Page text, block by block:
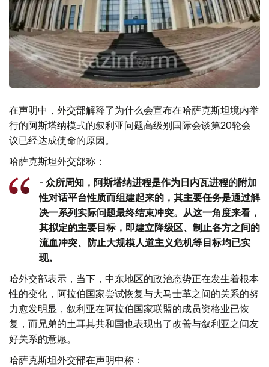
在声明中，外交部解释了为什么会宣布在哈萨克斯坦境内举
行的阿斯塔纳模式的叙利亚问题高级别国际会谈第20轮会
议已经达成使命的原因。
哈萨克斯坦外交部称：
- 众所周知，阿斯塔纳进程是作为日内瓦进程的附加
性对话平台性质而组建起来的，其主要任务是通过解
决一系列实际问题最终结束冲突。从这一角度来看，
其拟定的主要目标，即建立降级区、制止各方之间的
流血冲突、防止大规模人道主义危机等目标均已实
现。
哈外交部表示，当下，中东地区的政治态势正在发生着根本
性的变化，阿拉伯国家尝试恢复与大马士革之间的关系的努
力愈发明显，叙利亚在阿拉伯国家联盟的成员资格业已恢
复，而兄弟的土耳其共和国也表现出了改善与叙利亚之间友
好关系的意愿。
哈萨克斯坦外交部在声明中称：